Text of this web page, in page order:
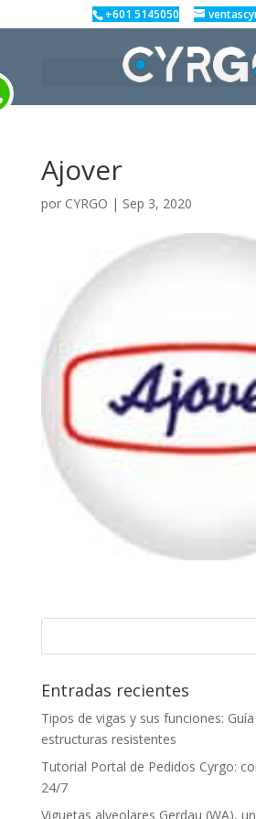
+601 5145050
Ajover
por CYRGO | Sep 3, 2020
Entradas recientes
Tipos de vigas y sus funciones:
estructuras resistentes
Tutorial Portal de Pedidos Cyrgo:
24/7
Viguetas alveolares Gerdau (WA),